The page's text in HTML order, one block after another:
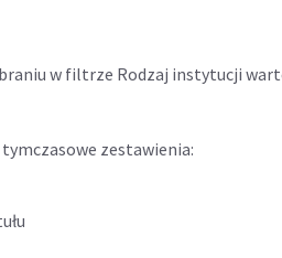
w filtrze Rodzaj instytucji
zestawienia: